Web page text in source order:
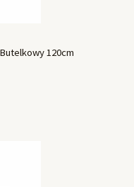
120cm